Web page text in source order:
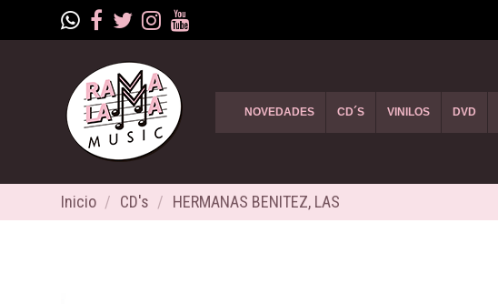
NOVEDADES CD´S VINILOS DVD
Inicio CD's HERMANAS BENITEZ, LAS